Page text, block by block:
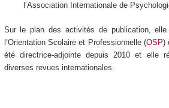
l’Association Internationale de
Sur le plan des activités de publication,
l’Orientation Scolaire et Professionnelle (OSP)
été directrice-adjointe depuis 2010 et elle
diverses revues internationales.